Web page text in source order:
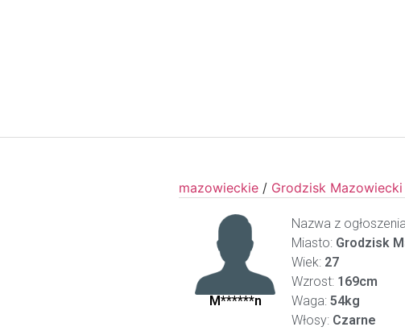
mazowieckie / Grodzisk Mazowiecki
M******n
Nazwa z
Miasto: Grodzisk
Wiek: 27
Wzrost: 169cm
Waga: 54kg
Włosy: Czarne